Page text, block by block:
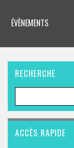
ÉVÈNEMENTS
RECHERCHE
ACCÈS RAPIDE